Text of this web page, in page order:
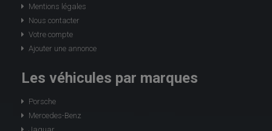
Mentions légales
Nous contacter
Votre compte
Ajouter une annonce
Les véhicules par marques
Porsche
Mercedes-Benz